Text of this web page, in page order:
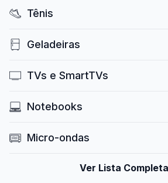
Tênis
Geladeiras
TVs e SmartTVs
Notebooks
Micro-ondas
Ver Lista Completa